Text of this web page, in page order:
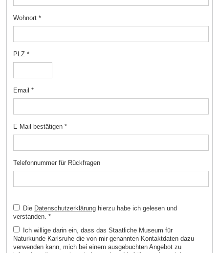
Wohnort *
PLZ *
Email *
E-Mail bestätigen *
Telefonnummer für Rückfragen
Die Datenschutzerklärunghierzu habe ich gelesen und
verstanden. *
Ich willige darin ein, dass das Staatliche Museum für
Naturkunde Karlsruhe die von mir genannten Kontaktdaten dazu
verwenden kann, mich bei einem ausgebuchten Angebot zu